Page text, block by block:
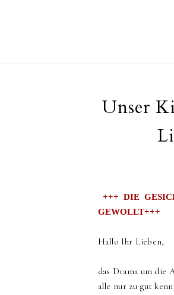
Unser
+++ DIE
GEWOLLT+++
Hallo Ihr Lieben,
das Drama um die
alle nur zu gut